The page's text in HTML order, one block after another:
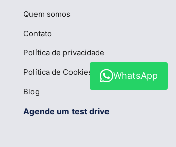
Quem somos
Contato
Política de privacidade
Política de Cookies
Blog
Agende um test drive
WhatsApp